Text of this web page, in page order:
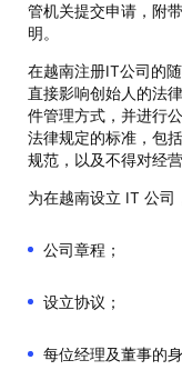
管机关提交申请，附
明。
在越南注册IT公司的
直接影响创始人的法
件管理方式，并进行
法律规定的标准，包
规范，以及不得对经
为在越南设立 IT 公司
公司章程；
设立协议；
每位经理及董事的